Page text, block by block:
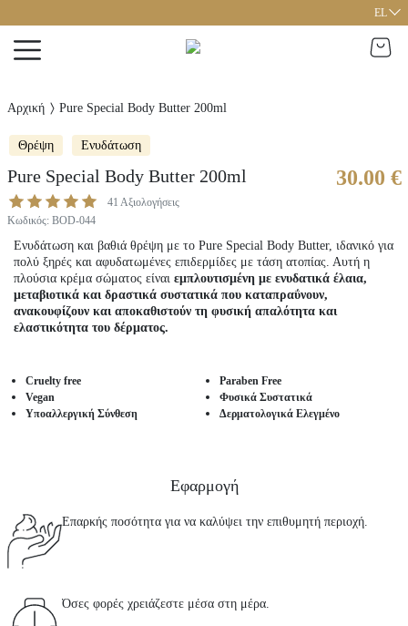
EL
Αρχική Pure Special Body Butter 200ml
Θρέψη Ενυδάτωση
Pure Special Body Butter 200ml
41 Αξιολογήσεις
Κωδικός: BOD-044
30.00 €
Ενυδάτωση και βαθιά θρέψη με το Pure Special Body Butter, ιδανικό για
πολύ ξηρές και αφυδατωμένες επιδερμίδες με τάση ατοπίας. Αυτή η
πλούσια κρέμα σώματος είναι εμπλουτισμένη με ενυδατικά έλαια,
μεταβιοτικά και δραστικά συστατικά που καταπραΰνουν,
ανακουφίζουν και αποκαθιστούν τη φυσική απαλότητα και
ελαστικότητα του δέρματoς.
Cruelty free
Vegan
Υποαλλεργική Σύνθεση
Paraben Free
Φυσικά Συστατικά
Δερματολογικά Ελεγμένο
Εφαρμογή
Επαρκής ποσότητα για να καλύψει την επιθυμητή περιοχή.
Όσες φορές χρειάζεστε μέσα στη μέρα.